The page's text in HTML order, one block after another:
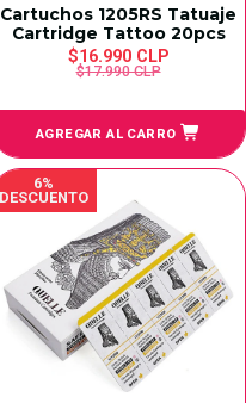
Cartuchos 1205RS Tatuaje
Cartridge Tattoo 20pcs
$16.990 CLP
$17.990 CLP
AGREGAR AL CARRO
6%
DESCUENTO